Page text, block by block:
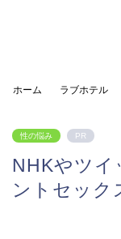
ホーム ラブホテル
性の悩み PR
NHKやツイ
ントセック